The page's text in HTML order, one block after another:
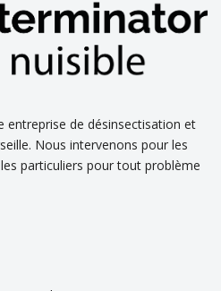
entreprise de désinsectisation et
Nous intervenons pour les
particuliers pour tout problème